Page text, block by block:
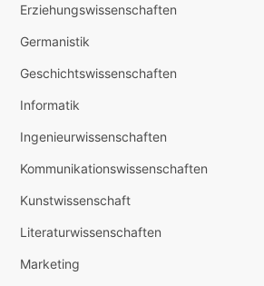
Erziehungswissenschaften
Germanistik
Geschichtswissenschaften
Informatik
Ingenieurwissenschaften
Kommunikationswissenschaften
Kunstwissenschaft
Literaturwissenschaften
Marketing